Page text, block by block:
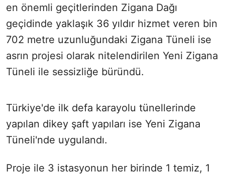
en önemli geçitlerinden Zigana Dağı
geçidinde yaklaşık 36 yıldır hizmet veren bin
702 metre uzunluğundaki Zigana Tüneli ise
asrın projesi olarak nitelendirilen Yeni Zigana
Tüneli ile sessizliğe büründü.
Türkiye'de ilk defa karayolu tünellerinde
yapılan dikey şaft yapıları ise Yeni Zigana
Tüneli'nde uygulandı.
Proje ile 3 istasyonun her birinde 1 temiz, 1